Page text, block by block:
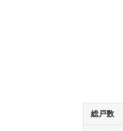
総戸数